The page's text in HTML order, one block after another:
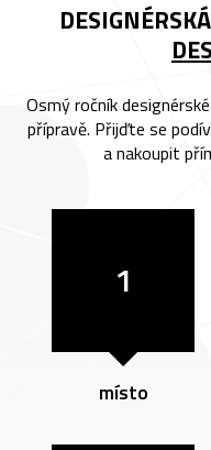
Osmý ročník
přípravě. Přijďte se
a nakoupit
1
místo